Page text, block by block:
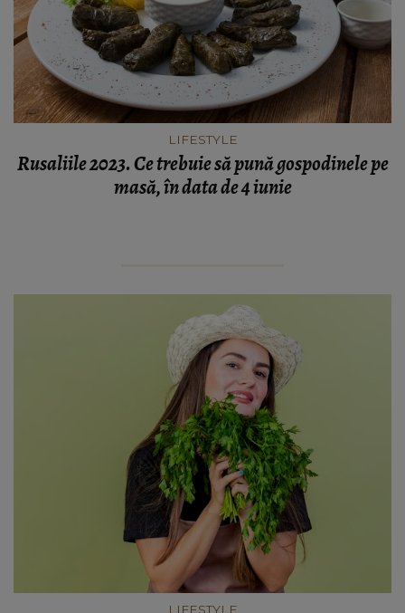
LIFESTYLE
Rusaliile 2023. Ce trebuie să pună gospodinele pe
masă, în data de 4 iunie
LIFESTYLE